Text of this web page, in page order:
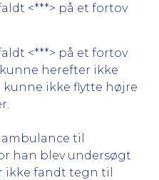
<***> på et fortov
<***> på et fortov
herefter ikke
ikke flytte højre
til
han blev undersøgt
ikke fandt tegn til